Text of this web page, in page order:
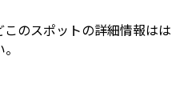
のスポットの詳細情報はは